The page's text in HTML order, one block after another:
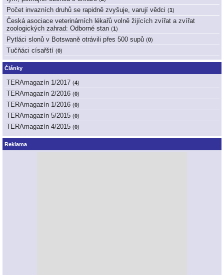
Počet invazních druhů se rapidně zvyšuje, varují vědci (1 )
Česká asociace veterinárních lékařů volně žijících zvířat a zvířat
zoologických zahrad: Odborné stan (1 )
Pytláci slonů v Botswaně otrávili přes 500 supů (0)
Tučňáci císařští (0)
Články
TERAmagazín 1/2017 (4)
TERAmagazín 2/2016 (0)
TERAmagazín 1/2016 (0)
TERAmagazín 5/2015 (0)
TERAmagazín 4/2015 (0)
Reklama